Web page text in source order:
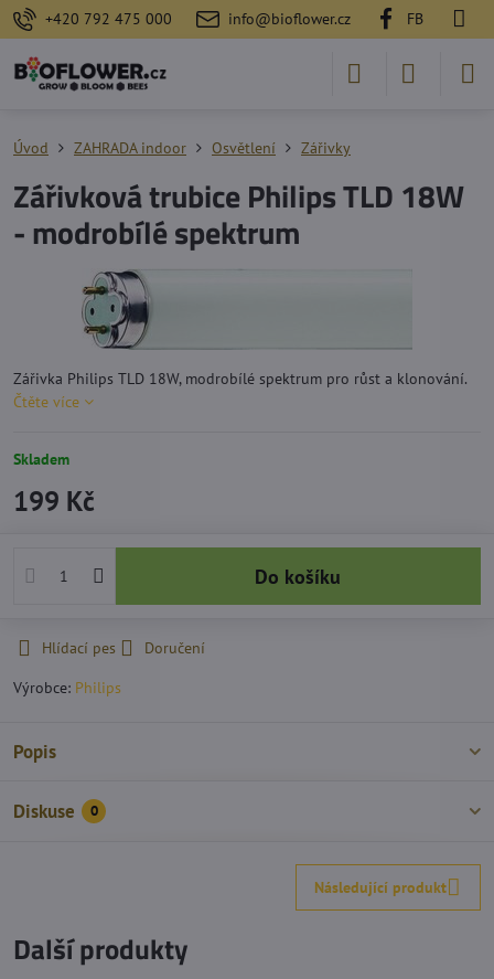
+420 792 475 000 info@bioflower.cz FB
Úvod ZAHRADA indoor Osvětlení Zářivky
Zářivková trubice Philips TLD 18W
- modrobílé spektrum
Zářivka Philips TLD 18W, modrobílé spektrum pro růst a klonování.
Čtěte více
Skladem
199 Kč
Do košíku
Hlídací pes
Doručení
Výrobce: Philips
Popis
Diskuse 0
Následující produkt
Další produkty